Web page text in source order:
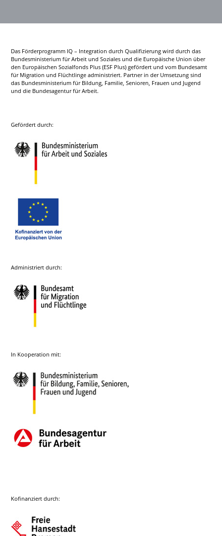
Das Förderprogramm IQ – Integration durch Qualifizierung wird durch das
Bundesministerium für Arbeit und Soziales und die Europäische Union über
den Europäischen Sozialfonds Plus (ESF Plus) gefördert und vom Bundesamt
für Migration und Flüchtlinge administriert. Partner in der Umsetzung sind
das Bundesministerium für Bildung, Familie, Senioren, Frauen und Jugend
und die Bundesagentur für Arbeit.
Gefördert durch:
Administriert durch:
In Kooperation mit:
Kofinanziert durch: